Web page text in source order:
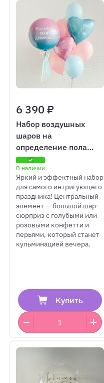
6 390 ₽
Набор воздушных
шаров на
определение пола
№11
В наличии
Яркий и эффектный набор
для самого интригующего
праздника! Центральный
элемент — большой шар-
сюрприз с голубыми или
розовыми конфетти и
перьями, который станет
кульминацией вечера.
Купить